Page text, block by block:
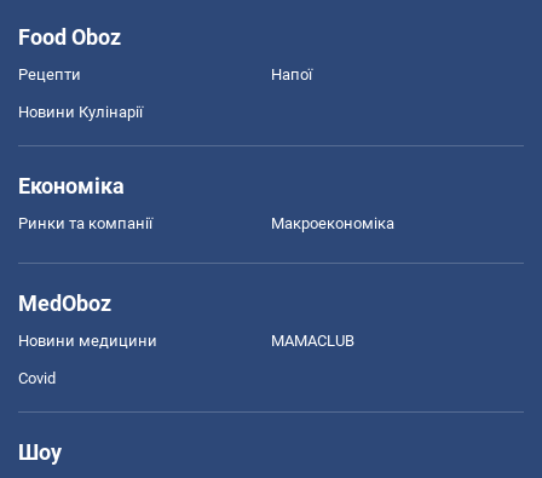
Food Oboz
Рецепти Напої
Новини Кулінарії
Економіка
Ринки та компанії Макроекономіка
MedOboz
Новини медицини MAMACLUB
Covid
Шоу